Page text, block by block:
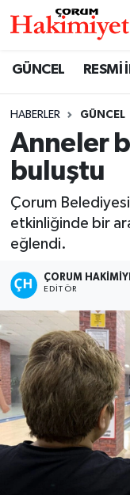
GÜNCEL RESMİ
HABERLER GÜNCEL
Anneler
buluştu
Çorum
etkinliğinde bir
eğlendi.
ÇORUM
EDITÖR
SAĞLIK
ASAYİŞ
EKONOMİ
EĞİTİM
İLÇELER
OTOPARK
TEKNOLOJİ
Nöbetçi
Çorum
Trafik Durumu
Süper Lig
Haber Arşivi